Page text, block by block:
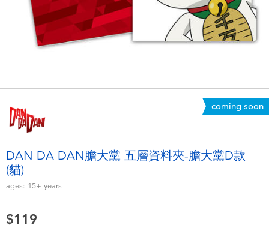
Electronics
Games & Puzzles
LEGO
Barbie
coming soon
DAN DA DAN膽大黨 五層資料夾-膽大黨D款
(貓)
ages: 15+ years
$119